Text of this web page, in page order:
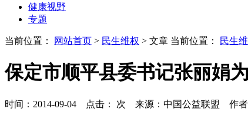
健康视野
专题
当前位置： 网站首页 > 民生维权 > 文章 当前位置： 民生
保定市顺平县委书记张丽娟
时间：2014-09-04 点击： 次 来源：中国公益联盟 作者